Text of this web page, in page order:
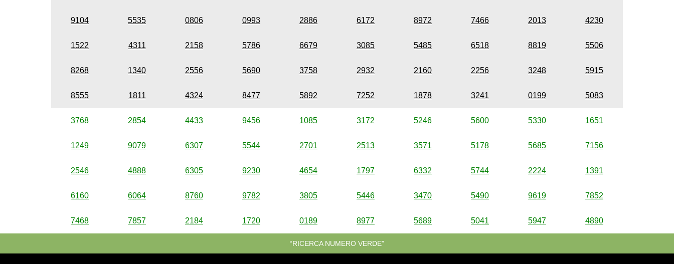
9104 5535 0806 0993 2886 6172 8972 7466 2013 4230
1522 4311 2158 5786 6679 3085 5485 6518 8819 5506
8268 1340 2556 5690 3758 2932 2160 2256 3248 5915
8555 1811 4324 8477 5892 7252 1878 3241 0199 5083
3768 2854 4433 9456 1085 3172 5246 5600 5330 1651
1249 9079 6307 5544 2701 2513 3571 5178 5685 7156
2546 4888 6305 9230 4654 1797 6332 5744 2224 1391
6160 6064 8760 9782 3805 5446 3470 5490 9619 7852
7468 7857 2184 1720 0189 8977 5689 5041 5947 4890
“RICERCA NUMERO VERDE”